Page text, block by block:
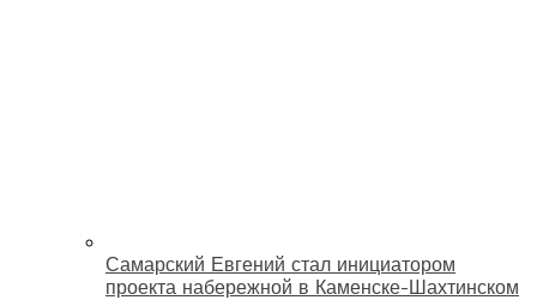
Самарский Евгений стал инициатором
проекта набережной в Каменске-Шахтинском